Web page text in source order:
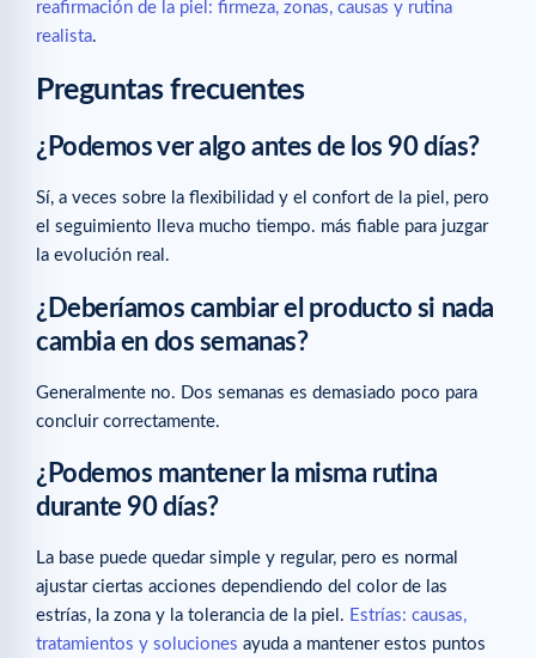
reafirmación de la piel: firmeza, zonas, causas y rutina
realista.
Preguntas frecuentes
¿Podemos ver algo antes de los 90 días?
Sí, a veces sobre la flexibilidad y el confort de la piel, pero
el seguimiento lleva mucho tiempo. más fiable para juzgar
la evolución real.
¿Deberíamos cambiar el producto si nada
cambia en dos semanas?
Generalmente no. Dos semanas es demasiado poco para
concluir correctamente.
¿Podemos mantener la misma rutina
durante 90 días?
La base puede quedar simple y regular, pero es normal
ajustar ciertas acciones dependiendo del color de las
estrías, la zona y la tolerancia de la piel. Estrías: causas,
tratamientos y soluciones ayuda a mantener estos puntos